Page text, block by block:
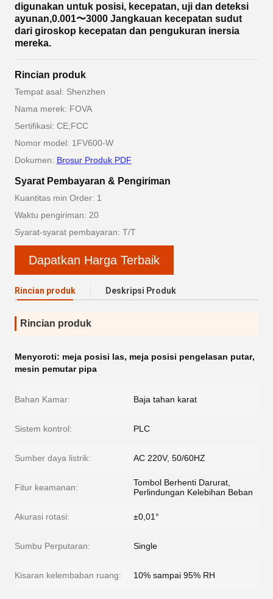
digunakan untuk posisi, kecepatan, uji dan deteksi
ayunan,0.001〜3000 Jangkauan kecepatan sudut
dari giroskop kecepatan dan pengukuran inersia
mereka.
Rincian produk
Tempat asal: Shenzhen
Nama merek: FOVA
Sertifikasi: CE;FCC
Nomor model: 1FV600-W
Dokumen: Brosur Produk PDF
Syarat Pembayaran & Pengiriman
Kuantitas min Order: 1
Waktu pengiriman: 20
Syarat-syarat pembayaran: T/T
Dapatkan Harga Terbaik
Rincian produk Deskripsi Produk
Rincian produk
Menyoroti: meja posisi las, meja posisi pengelasan putar,
mesin pemutar pipa
Bahan Kamar: Baja tahan karat
Sistem kontrol: PLC
Sumber daya listrik: AC 220V, 50/60HZ
Fitur keamanan:
Tombol Berhenti Darurat,
Perlindungan Kelebihan Beban
Akurasi rotasi: ±0,01°
Sumbu Perputaran: Single
Kisaran kelembaban ruang: 10% sampai 95% RH